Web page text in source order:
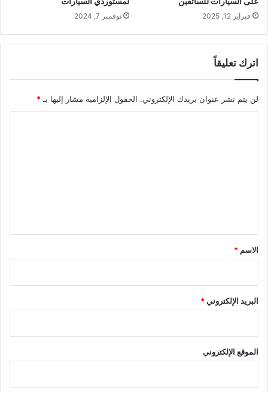
فبراير 12, 2025 نوفمبر 7, 2024
اترك تعليقاً
لن يتم نشر عنوان بريدك الإلكتروني. الحقول الإلزامية مشار إليها بـ *
*
الاسم *
البريد الإلكتروني*
الموقع الإلكتروني